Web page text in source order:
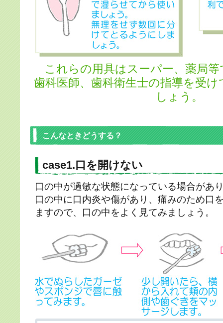
これらの用具はスーパー、薬局
歯科医師、歯科衛生士の指導を受
しょう。
こんなときどうする？
case1.口を開けない
口の中が過敏な状態になっている場合があ
口の中に口内炎や傷があり、痛みのため口
ますので、口の中をよく見てみましょう。